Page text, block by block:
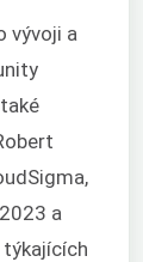
vývoji a
a